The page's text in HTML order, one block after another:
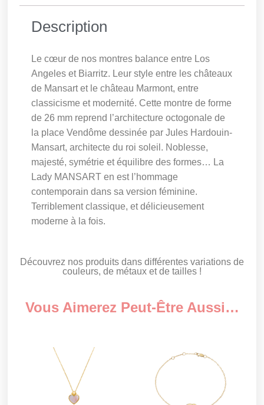
Description
Le cœur de nos montres balance entre Los
Angeles et Biarritz. Leur style entre les châteaux
de Mansart et le château Marmont, entre
classicisme et modernité. Cette montre de forme
de 26 mm reprend l’architecture octogonale de
la place Vendôme dessinée par Jules Hardouin-
Mansart, architecte du roi soleil. Noblesse,
majesté, symétrie et équilibre des formes… La
Lady MANSART en est l’hommage
contemporain dans sa version féminine.
Terriblement classique, et délicieusement
moderne à la fois.
Découvrez nos produits dans différentes variations de
couleurs, de métaux et de tailles !
Vous Aimerez Peut-Être Aussi…